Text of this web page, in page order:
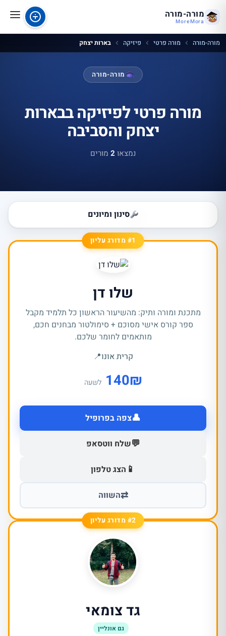
מורה-מורה
MoreMora
מורה-מורה מורה פרטי פיזיקה בארות יצחק
מורה-מורה
מורה פרטי לפיזיקה בבארות
יצחק והסביבה
נמצאו2 מורים
סינון ומיונים
#1 מדורג עליון
שלו דן
מתכנת ומורה ותיק: מהשיעור הראשון כל תלמיד מקבל
ספר קורס אישי מסוכם + סימולטור מבחנים חכם,
מותאמים לחומר שלכם.
קרית אונו📍
₪
140 לשעה
👤צפה בפרופיל
💬שלח ווטסאפ
📱 הצג טלפון
⇄השווה
#2 מדורג עליון
גד צומאי
גם אונליין